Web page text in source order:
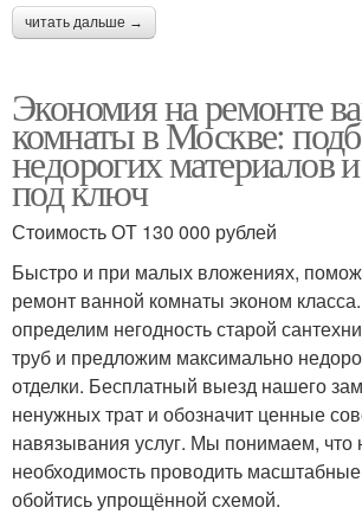
читать дальше →
Экономия на ремонте
комнаты в Москве:
недорогих материалов
под ключ
Стоимость ОТ 130 000 рублей
Быстро и при малых вложениях,
ремонт ванной комнаты эконом
определим негодность старой
труб и предложим максимально
отделки. Бесплатный выезд нашего
ненужных трат и обозначит ценные
навязывания услуг. Мы понимаем, что
необходимость проводить
обойтись упрощённой схемой.